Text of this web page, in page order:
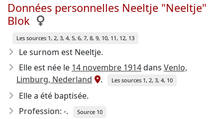
Données personnelles Neeltje "Neeltje"
Blok
Les sources 1, 2, 3, 4, 5, 6, 7, 8, 9, 10, 11, 12, 13
Le surnom est Neeltje.
Elle est née le 14 novembre 1914dans Venlo,
Limburg, Nederland
. Les sources 1, 2, 3, 4, 10
Elle a été baptisée.
Profession: -.
Source 10